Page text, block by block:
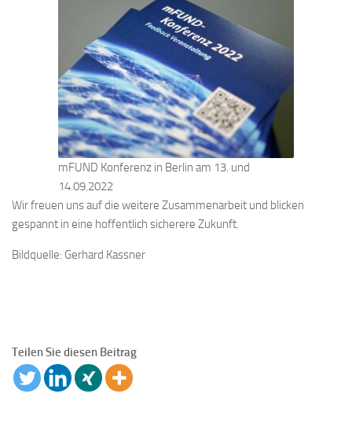
mFUND Konferenz in Berlin am 13. und
14.09.2022
Wir freuen uns auf die weitere Zusammenarbeit und blicken
gespannt in eine hoffentlich sicherere Zukunft.
Bildquelle: Gerhard Kassner
Teilen Sie diesen Beitrag